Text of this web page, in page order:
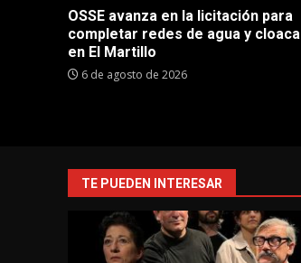
OSSE avanza en la licitación para
completar redes de agua y cloaca
en El Martillo
6 de agosto de 2026
TE PUEDEN INTERESAR